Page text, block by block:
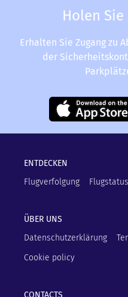
Holen
Erhalten Sie Zugang zu
der
ENTDECKEN
Flugverfolgung
Flugstatus
ÜBER UNS
Datenschutzerklärung
Cookie policy